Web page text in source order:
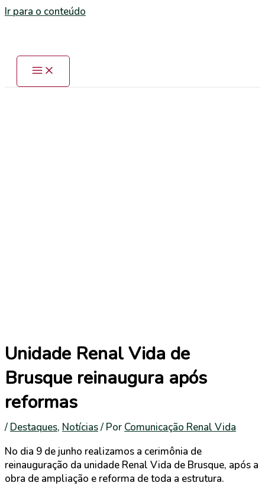
Ir para o conteúdo
Unidade Renal Vida de
Brusque reinaugura após
reformas
/ Destaques, Notícias/ Por Comunicação Renal Vida
No dia 9 de junho realizamos a cerimônia de
reinauguração da unidade Renal Vida de Brusque, após a
obra de ampliação e reforma de toda a estrutura.